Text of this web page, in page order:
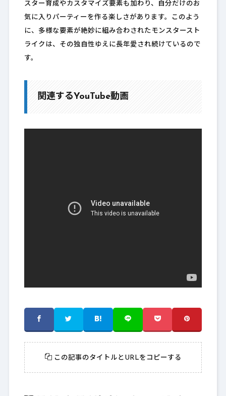
スター育成やカスタマイズ要素も加わり、自分だけのお
気に入りパーティーを作る楽しさがあります。このよう
に、多様な要素が絶妙に組み合わされたモンスタースト
ライクは、その独自性ゆえに長年愛され続けているので
す。
関連するYouTube動画
この記事のタイトルとURLをコピーする